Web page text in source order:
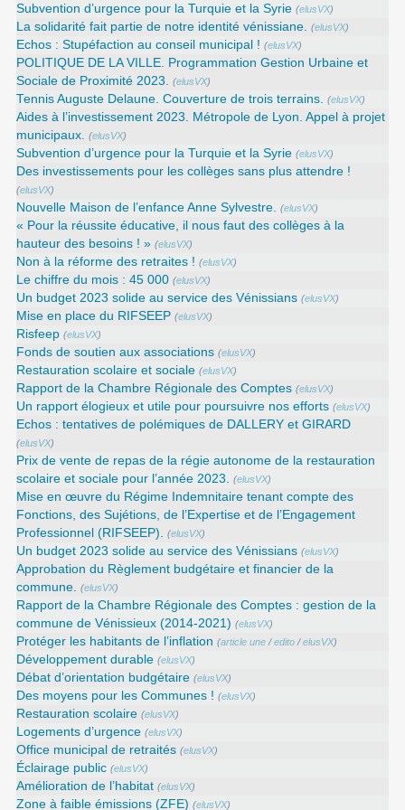
Subvention d’urgence pour la Turquie et la Syrie (elusVX)
La solidarité fait partie de notre identité vénissiane. (elusVX)
Echos : Stupéfaction au conseil municipal ! (elusVX)
POLITIQUE DE LA VILLE. Programmation Gestion Urbaine et
Sociale de Proximité 2023. (elusVX)
Tennis Auguste Delaune. Couverture de trois terrains. (elusVX)
Aides à l’investissement 2023. Métropole de Lyon. Appel à projet
municipaux. (elusVX)
Subvention d’urgence pour la Turquie et la Syrie (elusVX)
Des investissements pour les collèges sans plus attendre !
(elusVX)
Nouvelle Maison de l’enfance Anne Sylvestre. (elusVX)
« Pour la réussite éducative, il nous faut des collèges à la
hauteur des besoins ! » (elusVX)
Non à la réforme des retraites ! (elusVX)
Le chiffre du mois : 45 000 (elusVX)
Un budget 2023 solide au service des Vénissians (elusVX)
Mise en place du RIFSEEP (elusVX)
Risfeep (elusVX)
Fonds de soutien aux associations (elusVX)
Restauration scolaire et sociale (elusVX)
Rapport de la Chambre Régionale des Comptes (elusVX)
Un rapport élogieux et utile pour poursuivre nos efforts (elusVX)
Echos : tentatives de polémiques de DALLERY et GIRARD
(elusVX)
Prix de vente de repas de la régie autonome de la restauration
scolaire et sociale pour l’année 2023. (elusVX)
Mise en œuvre du Régime Indemnitaire tenant compte des
Fonctions, des Sujétions, de l’Expertise et de l’Engagement
Professionnel (RIFSEEP). (elusVX)
Un budget 2023 solide au service des Vénissians (elusVX)
Approbation du Règlement budgétaire et financier de la
commune. (elusVX)
Rapport de la Chambre Régionale des Comptes : gestion de la
commune de Vénissieux (2014-2021) (elusVX)
Protéger les habitants de l’inflation (article une /edito /elusVX)
Développement durable (elusVX)
Débat d’orientation budgétaire (elusVX)
Des moyens pour les Communes ! (elusVX)
Restauration scolaire (elusVX)
Logements d’urgence (elusVX)
Office municipal de retraités (elusVX)
Éclairage public (elusVX)
Amélioration de l’habitat (elusVX)
Zone à faible émissions (ZFE) (elusVX)